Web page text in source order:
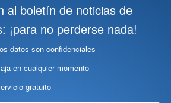
al boletín de noticias de
¡para no perderse nada!
datos son confidenciales
en cualquier momento
gratuito